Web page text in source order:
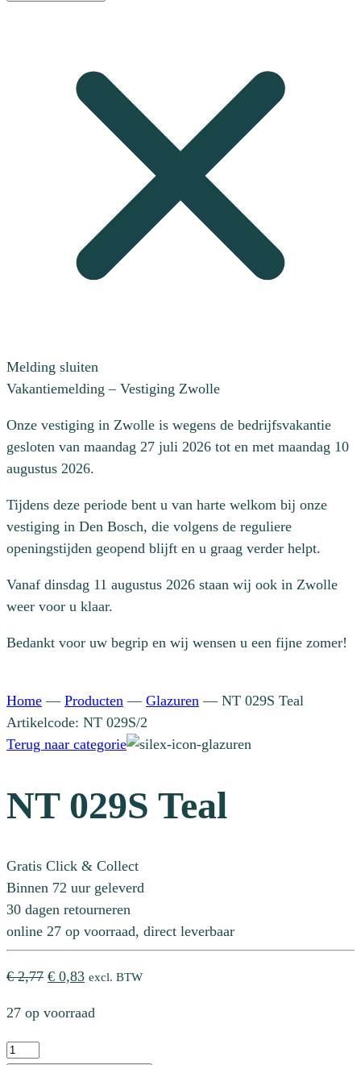
Melding sluiten
Vakantiemelding – Vestiging Zwolle
Onze vestiging in Zwolle is wegens de bedrijfsvakantie
gesloten van maandag 27 juli 2026 tot en met maandag 10
augustus 2026.
Tijdens deze periode bent u van harte welkom bij onze
vestiging in Den Bosch, die volgens de reguliere
openingstijden geopend blijft en u graag verder helpt.
Vanaf dinsdag 11 augustus 2026 staan wij ook in Zwolle
weer voor u klaar.
Bedankt voor uw begrip en wij wensen u een fijne zomer!
Home — Producten — Glazuren — NT 029S Teal
Artikelcode: NT 029S/2
Terug naar categorie
NT 029S Teal
Gratis Click & Collect
Binnen 72 uur geleverd
30 dagen retourneren
online 27 op voorraad, direct leverbaar
€2,77 Oorspronkelijke
was:
€ 0,83Huidige
is:
excl. BTW
27 op voorraad
NT